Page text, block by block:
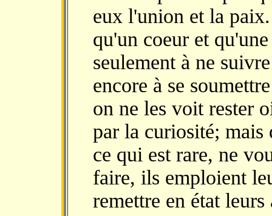
eux l'union et la
qu'un coeur et
seulement à ne
encore à se
on ne les voit rester
par la curiosité;
ce qui est rare, ne
faire, ils emploient
remettre en état